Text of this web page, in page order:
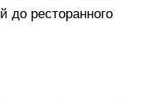
до ресторанного